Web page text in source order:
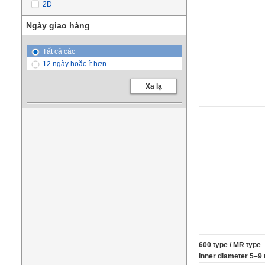
2D
Ngày giao hàng
Tất cả các
12 ngày hoặc ít hơn
Xa lạ
600 type / MR type
Inner diameter 5–9